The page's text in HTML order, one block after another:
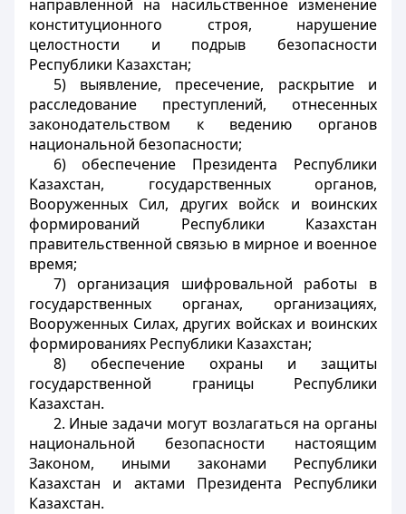
направленной на насильственное изменение
конституционного строя, нарушение
целостности и подрыв безопасности
Республики Казахстан;
5) выявление, пресечение, раскрытие и
расследование преступлений, отнесенных
законодательством к ведению органов
национальной безопасности;
6) обеспечение Президента Республики
Казахстан, государственных органов,
Вооруженных Сил, других войск и воинских
формирований Республики Казахстан
правительственной связью в мирное и военное
время;
7) организация шифровальной работы в
государственных органах, организациях,
Вооруженных Силах, других войсках и воинских
формированиях Республики Казахстан;
8) обеспечение охраны и защиты
государственной границы Республики
Казахстан.
2. Иные задачи могут возлагаться на органы
национальной безопасности настоящим
Законом, иными законами Республики
Казахстан и актами Президента Республики
Казахстан.